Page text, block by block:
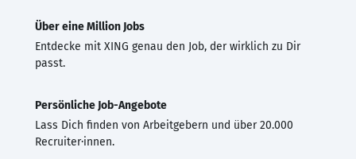
Über eine Million Jobs
Entdecke mit XING genau den Job, der wirklich zu Dir
passt.
Persönliche Job-Angebote
Lass Dich finden von Arbeitgebern und über 20.000
Recruiter·innen.